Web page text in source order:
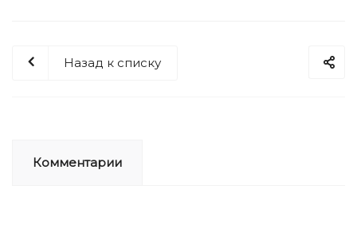
Назад к списку
Комментарии